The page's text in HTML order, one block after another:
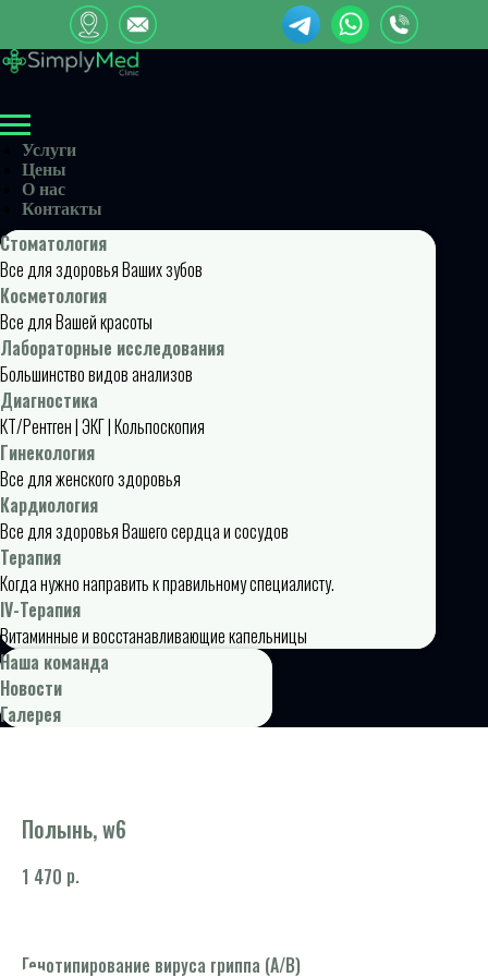
Услуги
Цены
О нас
Контакты
Стоматология
Все для здоровья Ваших зубов
Косметология
Все для Вашей красоты
Лабораторные исследования
Большинство видов анализов
Диагностика
КТ/Рентген | ЭКГ | Кольпоскопия
Гинекология
Все для женского здоровья
Кардиология
Все для здоровья Вашего сердца и сосудов
Терапия
Когда нужно направить к правильному специалисту.
IV-Терапия
Витаминные и восстанавливающие капельницы
Наша команда
Новости
Галерея
Полынь, w6
1 470 р.
Генотипирование вируса гриппа (А/B)